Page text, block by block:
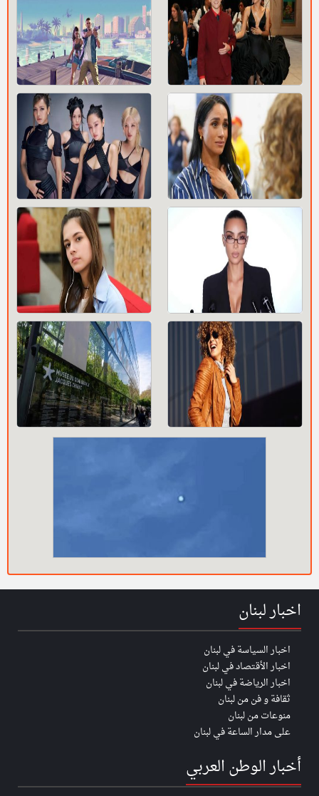
اخبار لبنان
اخبار السياسة في لبنان
اخبار الأقتصاد في لبنان
اخبار الرياضة في لبنان
ثقافة و فن من لبنان
منوعات من لبنان
على مدار الساعة في لبنان
أخبار الوطن العربي